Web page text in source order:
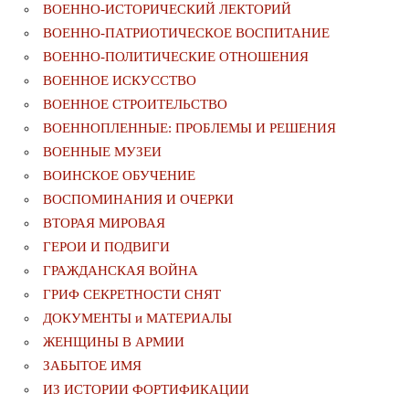
ВОЕННО-ИСТОРИЧЕСКИЙ ЛЕКТОРИЙ
ВОЕННО-ПАТРИОТИЧЕСКОЕ ВОСПИТАНИЕ
ВОЕННО-ПОЛИТИЧЕСКИE ОТНОШЕНИЯ
ВОЕННОЕ ИСКУССТВО
ВОЕННОЕ СТРОИТЕЛЬСТВО
ВОЕННОПЛЕННЫЕ: ПРОБЛЕМЫ И РЕШЕНИЯ
ВОЕННЫЕ МУЗЕИ
ВОИНСКОЕ ОБУЧЕНИЕ
ВОСПОМИНАНИЯ И ОЧЕРКИ
ВТОРАЯ МИРОВАЯ
ГЕРОИ И ПОДВИГИ
ГРАЖДАНСКАЯ ВОЙНА
ГРИФ СЕКРЕТНОСТИ СНЯТ
ДОКУМЕНТЫ и МАТЕРИАЛЫ
ЖЕНЩИНЫ В АРМИИ
ЗАБЫТОЕ ИМЯ
ИЗ ИСТОРИИ ФОРТИФИКАЦИИ